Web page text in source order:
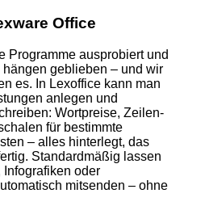
Office
Programme ausprobiert und
geblieben – und wir
es. In Lexoffice kann man
anlegen und
Wortpreise, Zeilen-
für bestimmte
– alles hinterlegt, das
Standardmäßig lassen
oder
mitsenden – ohne